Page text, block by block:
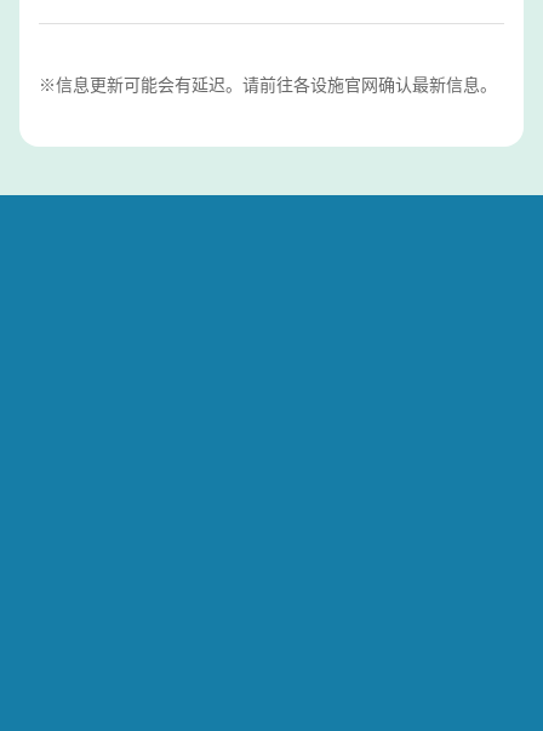
※信息更新可能会有延迟。请前往各设施官网确认最新信息。